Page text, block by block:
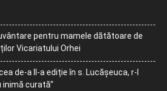
pentru mamele dătătoare de
Vicariatului Orhei
de-a II-a ediție în s. Lucășeuca, r-l
inimă curată”